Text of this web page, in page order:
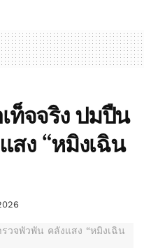
ท็จจริง ปมปืน
สง “หมิงเฉิน